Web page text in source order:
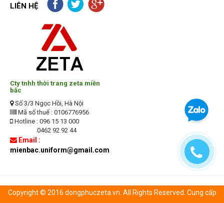
LIÊN HỆ
Cty tnhh thời trang zeta miền
bắc
Số 3/3 Ngọc Hồi, Hà Nội
Mã số thuế : 0106776956
Hotline : 096 15 13 000
0462 92 92 44
Email :
mienbac.uniform@gmail.com
Copyright © 2016 dongphuczeta.vn. All Rights Reserved. Cung cấp